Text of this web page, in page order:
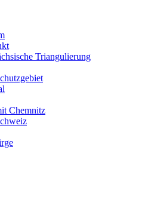
Triangulierung
Chemnitz